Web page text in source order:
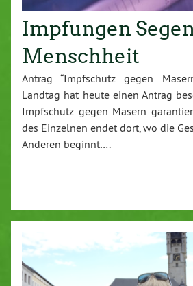
Impfungen
Menschheit
Antrag “Impfschutz gegen
Landtag hat heute einen Antrag
Impfschutz gegen Masern
des Einzelnen endet dort, wo die
Anderen beginnt….